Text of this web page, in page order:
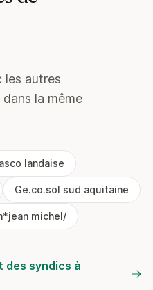
les autres
la même
landaise
Ge.co.sol sud aquitaine
michel/
des syndics à